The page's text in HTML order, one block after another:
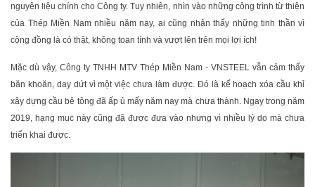
nguyên liệu chính cho Công ty. Tuy nhiên, nhìn vào những công trình từ thiện
của Thép Miền Nam nhiều năm nay, ai cũng nhận thấy những tinh thần vì
cộng đồng là có thật, không toan tính và vượt lên trên mọi lợi ích!
Mặc dù vậy, Công ty TNHH MTV Thép Miền Nam - VNSTEEL vẫn cảm thấy
băn khoăn, day dứt vì một việc chưa làm được. Đó là kế hoạch xóa cầu khỉ
xây dựng cầu bê tông đã ấp ủ mấy năm nay mà chưa thành. Ngay trong năm
2019, hạng mục này cũng đã được đưa vào nhưng vì nhiều lý do mà chưa
triển khai được.